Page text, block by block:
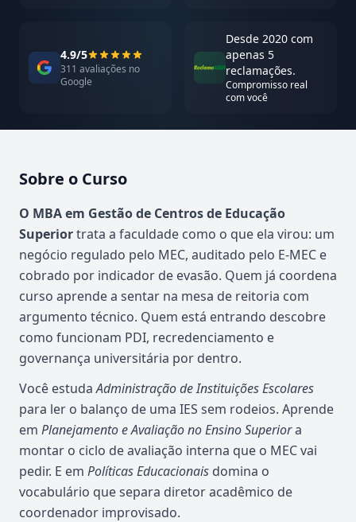
4.9/5
311 avaliações no
Google
Desde 2020 com
apenas 5
reclamações.
Compromisso real
com você
Sobre o Curso
Atualizado em abril de 2026
O MBA em Gestão de Centros de Educação
Superiortrata a faculdade como o que ela virou: um
negócio regulado pelo MEC, auditado pelo E-MEC e
cobrado por indicador de evasão. Quem já coordena
curso aprende a sentar na mesa de reitoria com
argumento técnico. Quem está entrando descobre
como funcionam PDI, recredenciamento e
governança universitária por dentro.
Você estudaAdministração de Instituições Escolares
para ler o balanço de uma IES sem rodeios. Aprende
em Planejamento e Avaliação no Ensino Superiora
montar o ciclo de avaliação interna que o MEC vai
pedir. E em Políticas Educacionais domina o
vocabulário que separa diretor acadêmico de
coordenador improvisado.